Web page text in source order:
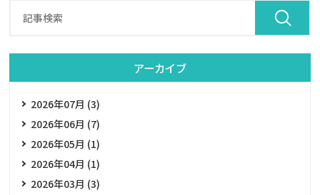
アーカイブ
2026年07月 (3)
2026年06月 (7)
2026年05月 (1)
2026年04月 (1)
2026年03月 (3)